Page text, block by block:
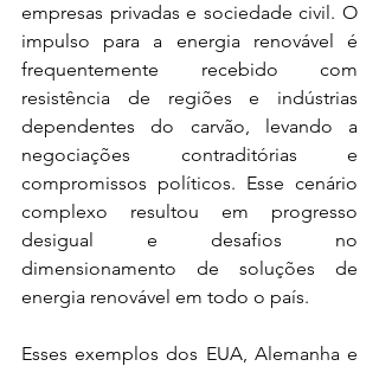
empresas privadas e sociedade civil. O
impulso para a energia renovável é
frequentemente recebido com
resistência de regiões e indústrias
dependentes do carvão, levando a
negociações contraditórias e
compromissos políticos. Esse cenário
complexo resultou em progresso
desigual e desafios no
dimensionamento de soluções de
energia renovável em todo o país.
Esses exemplos dos EUA, Alemanha e